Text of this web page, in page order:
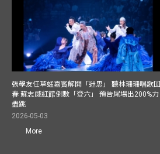
張學友任草蜢嘉賓解開「迷思」 聽林珊珊唱歌回
春 蘇志威紅館倒數「登六」 預告尾場出200%力
盡跳
2026-05-03
More